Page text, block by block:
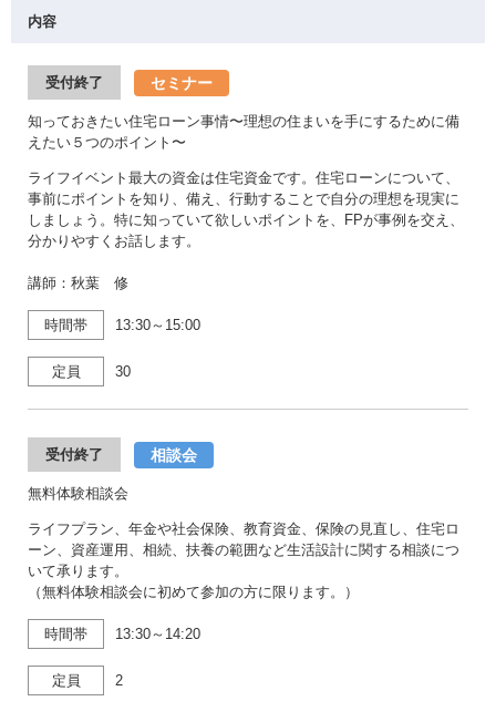
内容
受付終了 セミナー
知っておきたい住宅ローン事情〜理想の住まいを手にするために備
えたい５つのポイント〜
ライフイベント最大の資金は住宅資金です。住宅ローンについて、
事前にポイントを知り、備え、行動することで自分の理想を現実に
しましょう。特に知っていて欲しいポイントを、FPが事例を交え、
分かりやすくお話します。
講師：秋葉 修
時間帯 13:30～15:00
定員 30
受付終了 相談会
無料体験相談会
ライフプラン、年金や社会保険、教育資金、保険の見直し、住宅ロ
ーン、資産運用、相続、扶養の範囲など生活設計に関する相談につ
いて承ります。
（無料体験相談会に初めて参加の方に限ります。）
時間帯 13:30～14:20
定員 2